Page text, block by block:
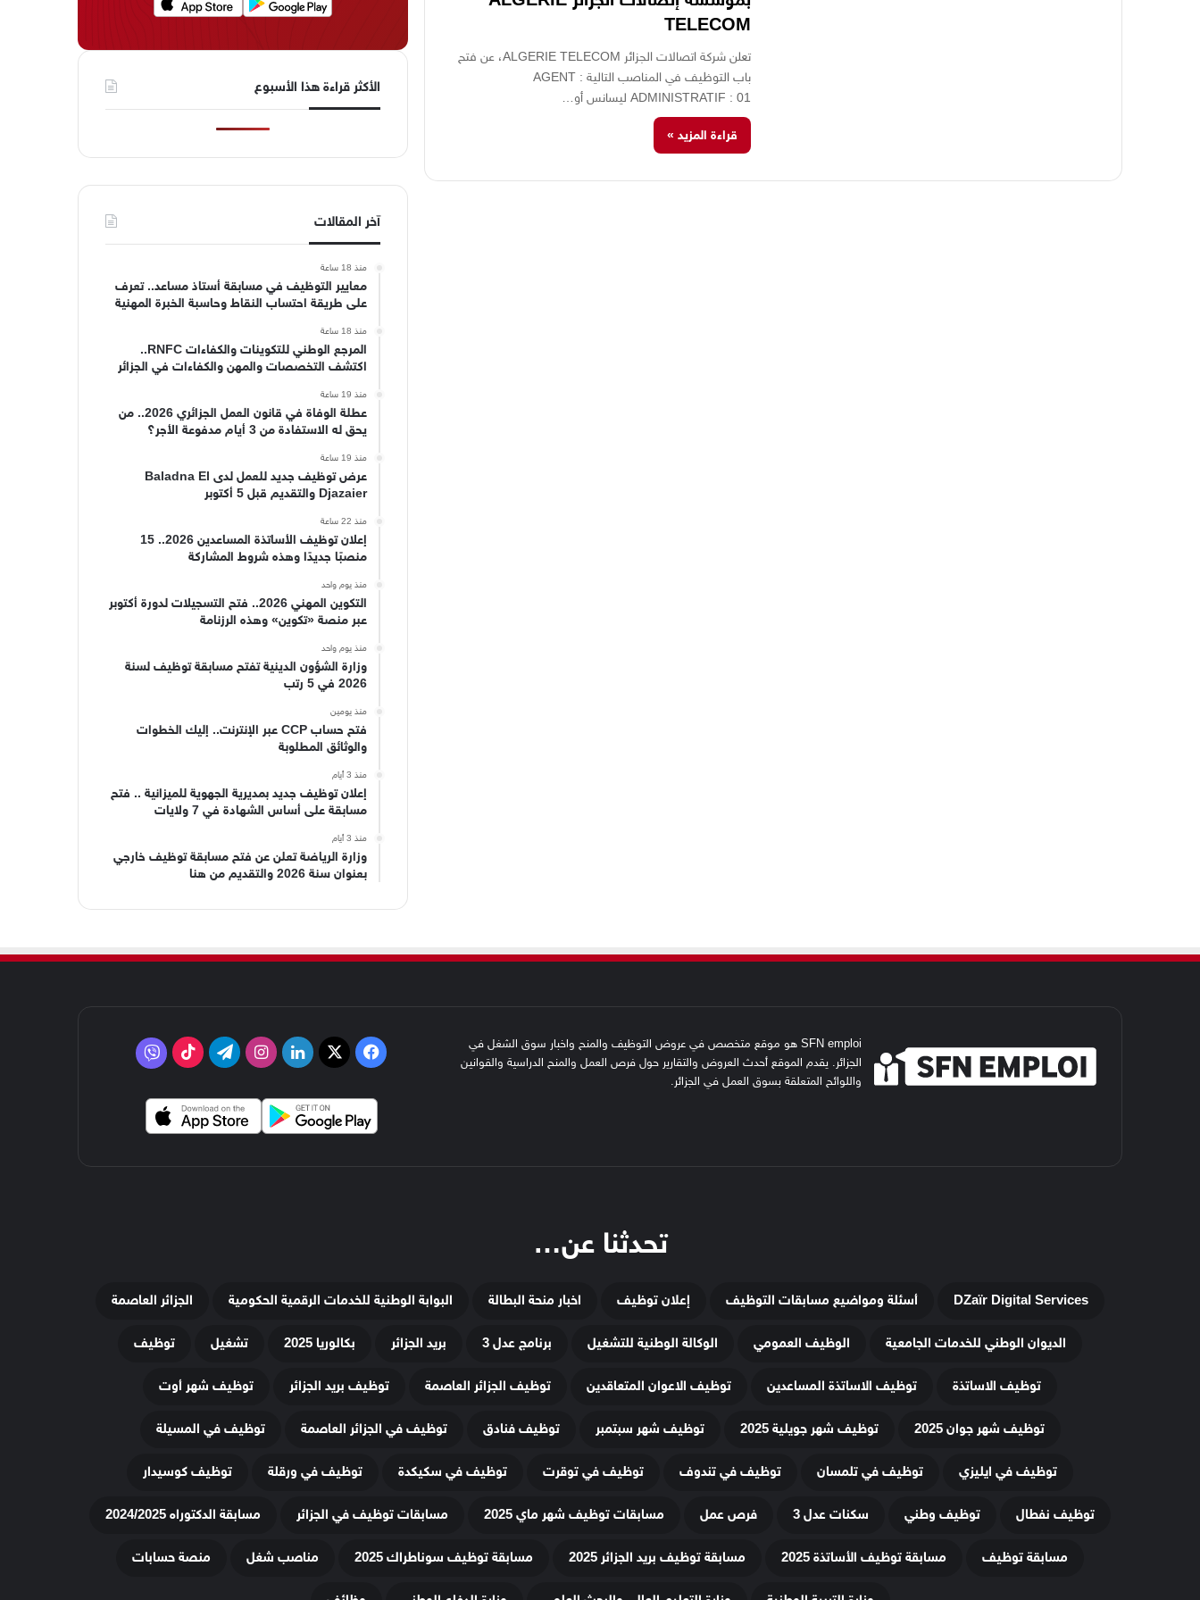
TELECOM
تعلن شركة اتصالات الجزائر ALGERIE TELECOM، عن فتح
باب التوظيف في المناصب التالية : AGENT
ADMINISTRATIF : 01 ليسانس أو…
قراءة المزيد »
الأكثر قراءة هذا الأسبوع
آخر المقالات
منذ 18 ساعة
معايير التوظيف في مسابقة أستاذ مساعد.. تعرف
على طريقة احتساب النقاط وحاسبة الخبرة المهنية
منذ 18 ساعة
المرجع الوطني للتكوينات والكفاءات RNFC..
اكتشف التخصصات والمهن والكفاءات في الجزائر
منذ 19 ساعة
عطلة الوفاة في قانون العمل الجزائري 2026.. من
يحق له الاستفادة من 3 أيام مدفوعة الأجر؟
منذ 19 ساعة
عرض توظيف جديد للعمل لدى Baladna El
Djazaier والتقديم قبل 5 أكتوبر
منذ 22 ساعة
إعلان توظيف الأساتذة المساعدين 2026.. 15
منصبًا جديدًا وهذه شروط المشاركة
منذ يوم واحد
التكوين المهني 2026.. فتح التسجيلات لدورة أكتوبر
عبر منصة «تكوين» وهذه الرزنامة
منذ يوم واحد
وزارة الشؤون الدينية تفتح مسابقة توظيف لسنة
2026 في 5 رتب
منذ يومين
فتح حساب CCP عبر الإنترنت.. إليك الخطوات
والوثائق المطلوبة
منذ 3 أيام
إعلان توظيف جديد بمديرية الجهوية للميزانية .. فتح
مسابقة على أساس الشهادة في 7 ولايات
منذ 3 أيام
وزارة الرياضة تعلن عن فتح مسابقة توظيف خارجي
بعنوان سنة 2026 والتقديم من هنا
SFN emploi هو موقع متخصص في عروض التوظيف والمنح واخبار سوق الشغل في
الجزائر. يقدم الموقع أحدث العروض والتقارير حول فرص العمل والمنح الدراسية والقوانين
واللوائح المتعلقة بسوق العمل في الجزائر.
فيسبوك
‫X لينكدإنانستقرامتيلقرام‫TikTokفايبر
تحدثنا عن…
DZaïr Digital Services أسئلة ومواضيع مسابقات التوظيف إعلان توظيف اخبار منحة البطالة البوابة الوطنية للخدمات الرقمية الحكومية الجزائر العاصمة
الديوان الوطني للخدمات الجامعية الوظيف العمومي الوكالة الوطنية للتشغيل برنامج عدل 3 بريد الجزائر بكالوريا 2025 تشغيل توظيف
توظيف الاساتذة توظيف الاساتذة المساعدين توظيف الاعوان المتعاقدين توظيف الجزائر العاصمة توظيف بريد الجزائر توظيف شهر أوت
توظيف شهر جوان 2025 توظيف شهر جويلية 2025 توظيف شهر سبتمبر توظيف فنادق توظيف في الجزائر العاصمة توظيف في المسيلة
توظيف في ايليزي توظيف في تلمسان توظيف في تندوف توظيف في توقرت توظيف في سكيكدة توظيف في ورقلة توظيف كوسيدار
توظيف نفطال توظيف وطني سكنات عدل 3 فرص عمل مسابقات توظيف شهر ماي 2025 مسابقات توظيف في الجزائر مسابقة الدكتوراه 2024/2025
مسابقة توظيف مسابقة توظيف الأساتذة 2025 مسابقة توظيف بريد الجزائر 2025 مسابقة توظيف سوناطراك 2025 مناصب شغل منصة حسابات